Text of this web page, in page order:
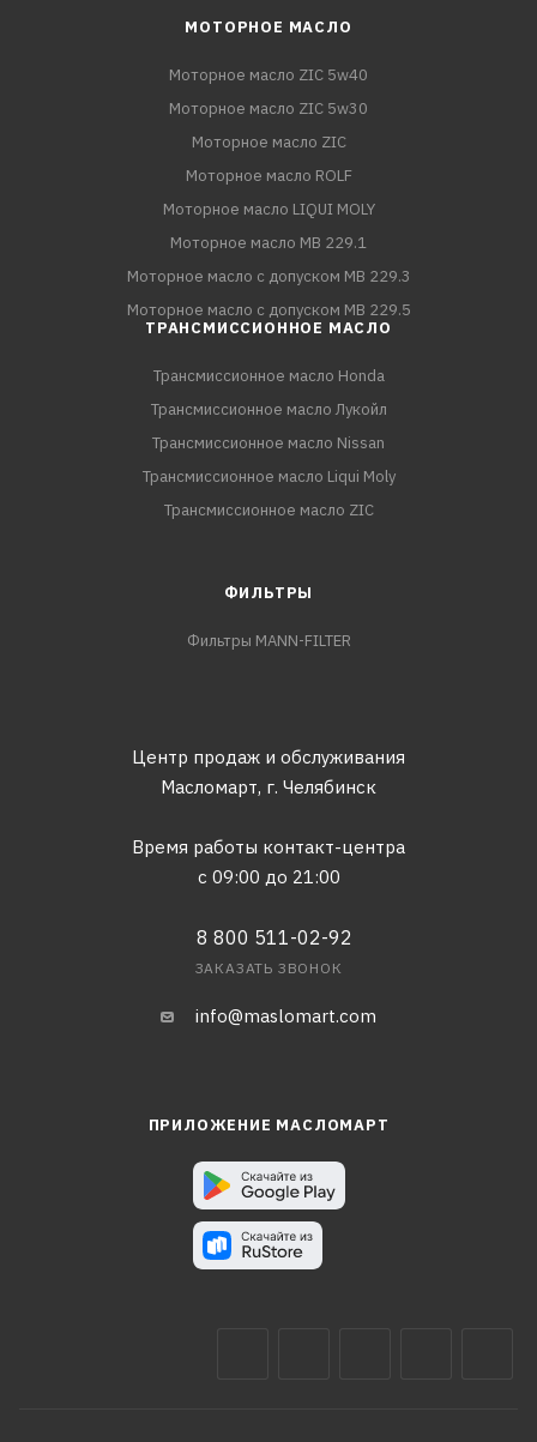
МОТОРНОЕ МАСЛО
Моторное масло ZIC 5w40
Моторное масло ZIC 5w30
Моторное масло ZIC
Моторное масло ROLF
Моторное масло LIQUI MOLY
Моторное масло MB 229.1
Моторное масло с допуском MB 229.3
Моторное масло с допуском MB 229.5
ТРАНСМИССИОННОЕ МАСЛО
Трансмиссионное масло Honda
Трансмиссионное масло Лукойл
Трансмиссионное масло Nissan
Трансмиссионное масло Liqui Moly
Трансмиссионное масло ZIC
ФИЛЬТРЫ
Фильтры MANN-FILTER
Центр продаж и обслуживания
Масломарт, г. Челябинск
Время работы контакт-центра
с 09:00 до 21:00
8 800 511-02-92
ЗАКАЗАТЬ ЗВОНОК
info@maslomart.com
ПРИЛОЖЕНИЕ МАСЛОМАРТ